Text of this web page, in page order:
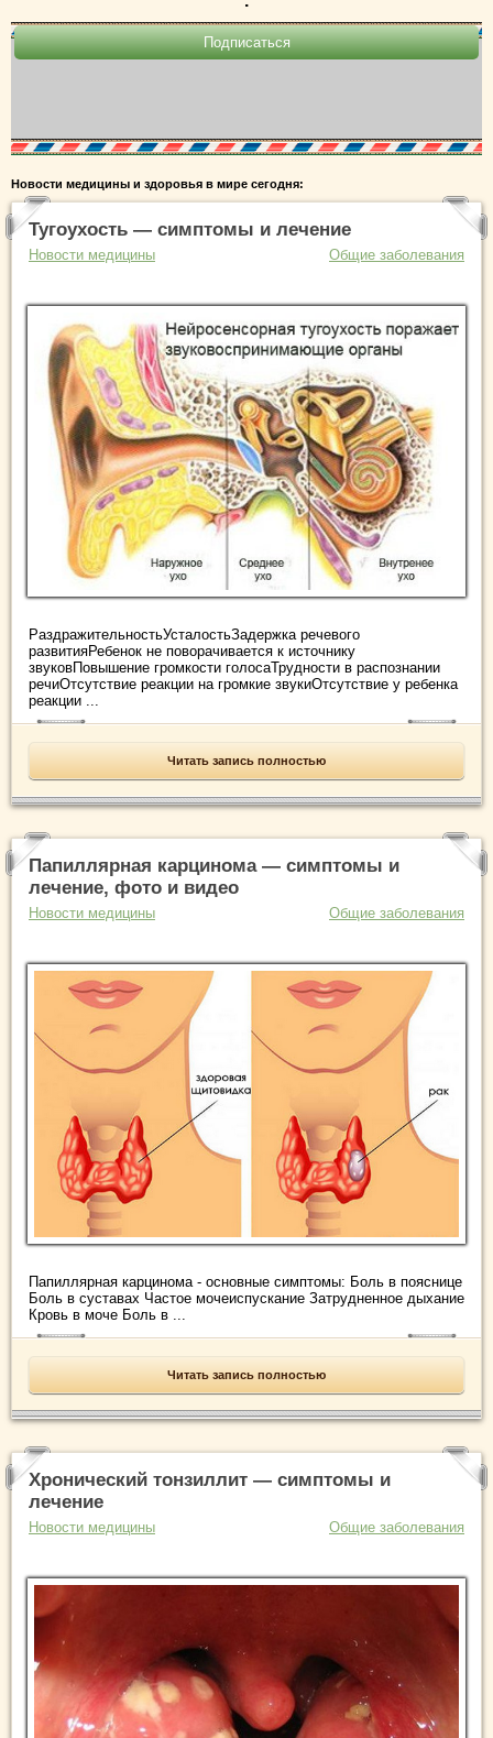
Новости медицины и здоровья в мире сегодня:
Тугоухость — симптомы и лечение
Новости медицины Общие заболевания
РаздражительностьУсталостьЗадержка речевого
развитияРебенок не поворачивается к источнику
звуковПовышение громкости голосаТрудности в распознании
речиОтсутствие реакции на громкие звукиОтсутствие у ребенка
реакции ...
Читать запись полностью
Папиллярная карцинома — симптомы и
лечение, фото и видео
Новости медицины Общие заболевания
Папиллярная карцинома - основные симптомы: Боль в пояснице
Боль в суставах Частое мочеиспускание Затрудненное дыхание
Кровь в моче Боль в ...
Читать запись полностью
Хронический тонзиллит — симптомы и
лечение
Новости медицины Общие заболевания